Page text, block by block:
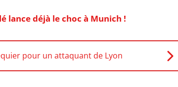
lance déjà le choc à Munich !
pour un attaquant de Lyon